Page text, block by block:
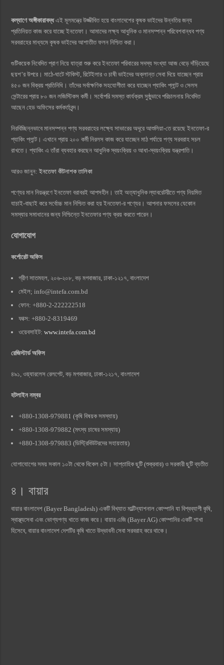
কল্যাণে অঙ্গীকারাবদ্ধএই মূলমন্ত্রে উজ্জীবিত হয়ে বাংলাদেশের কৃষক ভাইদের উন্নতির জন্য
প্রতিনিয়ত কাজ করে যাচ্ছে ইনতেফা। আমাদের লক্ষ্য আধুনিক ও মানসম্পন্ন পরিবেশবান্ধব পণ্য
সরবরাহের মাধ্যমে কৃষক ভাইদের আশাতীত ফলন নিশ্চিত করা।
গুটিকয়েক নিবেদিত প্রাণ নিয়ে যাত্রা শুরু করে ইনতেফা পরিবারের সদস্য সংখ্যা আজ বেড়ে দাঁড়িয়েছে
ছয়শ’র উপরে। মাঠে-ঘাটে স্টকিস্ট, রিটেইলার ও চাষী ভাইদের অক্লান্ত সেবা দিয়ে যাচ্ছেন প্রায়
৪৫০ জন বিক্রয় প্রতিনিধি। তাঁদের সর্বাক্ষণিক সহযোগীতা করে যাচ্ছেন প্যাকিং প্লান্ট ও সেলস
সেন্টারের প্রায় ৮০ জন লজিস্টিকস কর্মী। সর্বোপরি সমস্ত কার্যক্রম সুষ্ঠুভাবে পরিচালনায় নিবেদিত
আছেন হেড অফিসের কর্মকর্তাবৃন্দ।
নিরবিচ্ছিন্নভাবে মানসম্পন্ন পণ্য সরবরাহের লক্ষ্যে সাভারের অদূরে আশুলিয়া-তে রয়েছে ইনতেফা-র
প্যাকিং প্লান্ট। এখানে প্রায় ২০০ কর্মী নিরলস কাজ করে যাচ্ছেন মাঠ পর্যায়ে পণ্য সরবরাহ সচল
রাখতে। প্যাকিং এ তাঁরা ব্যবহার করছেন আধুনিক স্বয়ংক্রিয় ও আধা-স্বয়ংক্রিয় যন্ত্রপাতি।
আরও জানুন:ইনতেফা কীটনাশক তালিকা
পণ্যের মান নিয়ন্ত্রণে ইনতেফা বরাবরই আপসহীন। তাই অত্যাধুনিক ল্যাবরেটরীতে পণ্য নিয়মিত
যাচাই-বাছাই করে সর্বোচ্চ মান নিশ্চিত করা হয় ইনতেফা-র পণ্যের। আপনার ফসলের যেকোন
সমস্যার সমাধানের জন্য নিশ্চিন্তে ইনতেফার পণ্য ক্রয় করতে পারেন।
যোগাযোগ
কর্পোরেট অফিস
গ্রীণ সাতমহল, ২০৬-২০৮, বড় মগবাজার, ঢাকা-১২১৭, বাংলাদেশ
মেইল;info@intefa.com.bd
ফোন: +880-2-222222518
ফাক্স: +880-2-8319469
ওয়েবসাইট:www.intefa.com.bd
রেজিস্টার্ড অফিস
৪৯১, ওয়্যারলেস রেলগেট, বড় মগবাজার, ঢাকা-১২১৭, বাংলাদেশ
হটলাইন নম্বর
+880-1308-979881 (কৃষি বিষয়ক সমস্যায়)
+880-1308-979882 (মৎস্য চাষের সমস্যায়)
+880-1308-979883 (ডিস্ট্রিবিউটরদের সহায়তায়)
যোগাযোগের সময় সকাল ১০টা থেকে বিকেল ৫টা। সাপ্তাহিক ছুটি (শুক্রবার) ও সরকারী ছুটি ব্যতীত
৪। বায়ার
বায়ার বাংলাদেশ (Bayer Bangladesh) একটি বিখ্যাত মাল্টিন্যাশনাল কোম্পানি যা বিশ্বব্যাপী কৃষি,
স্বাস্থ্যসেবা এবং ভোগ্যপণ্য খাতে কাজ করে। বায়ার এজি (Bayer AG) কোম্পানির একটি শাখা
হিসেবে, বায়ার বাংলাদেশ দেশটির কৃষি খাতে উদ্ভাবনী সেবা সরবরাহ করে থাকে।